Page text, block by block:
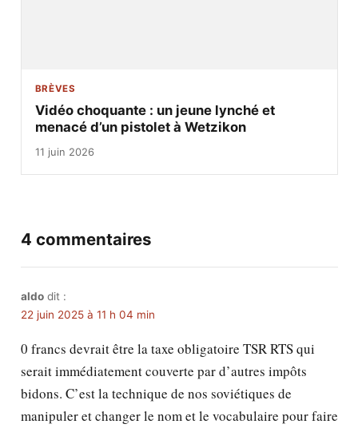
BRÈVES
Vidéo choquante : un jeune lynché et
menacé d’un pistolet à Wetzikon
11 juin 2026
4 commentaires
aldo dit :
22 juin 2025 à 11 h 04 min
0 francs devrait être la taxe obligatoire TSR RTS qui
serait immédiatement couverte par d’autres impôts
bidons. C’est la technique de nos soviétiques de
manipuler et changer le nom et le vocabulaire pour faire